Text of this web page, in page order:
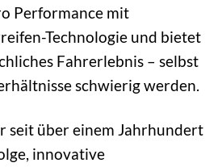
Performance mit
Technologie und bietet
Fahrerlebnis – selbst
schwierig werden.
seit über einem Jahrhundert
innovative